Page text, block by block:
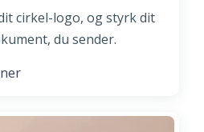
cirkel-logo, og styrk dit
du sender.